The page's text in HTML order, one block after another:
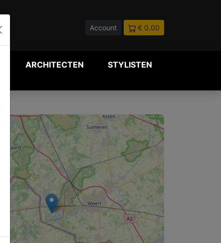
Account € 0.00
ARCHITECTEN STYLISTEN